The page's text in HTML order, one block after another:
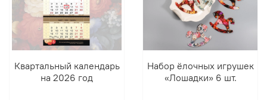
Квартальный календарь
на 2026 год
Набор ёлочных игрушек
«Лошадки» 6 шт.